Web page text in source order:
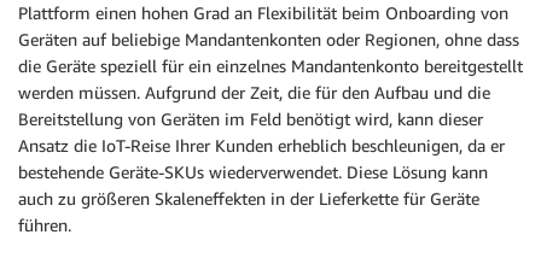
Plattform einen hohen Grad an Flexibilität beim Onboarding von
Geräten auf beliebige Mandantenkonten oder Regionen, ohne dass
die Geräte speziell für ein einzelnes Mandantenkonto bereitgestellt
werden müssen. Aufgrund der Zeit, die für den Aufbau und die
Bereitstellung von Geräten im Feld benötigt wird, kann dieser
Ansatz die IoT-Reise Ihrer Kunden erheblich beschleunigen, da er
bestehende Geräte-SKUs wiederverwendet. Diese Lösung kann
auch zu größeren Skaleneffekten in der Lieferkette für Geräte
führen.